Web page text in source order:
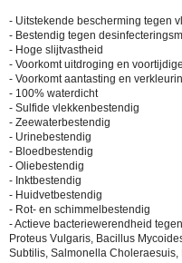
- Uitstekende bescherming tegen
- Bestendig tegen
- Hoge slijtvastheid
- Voorkomt uitdroging en
- Voorkomt aantasting en
- 100% waterdicht
- Sulfide vlekkenbestendig
- Zeewaterbestendig
- Urinebestendig
- Bloedbestendig
- Oliebestendig
- Inktbestendig
- Huidvetbestendig
- Rot- en schimmelbestendig
- Actieve bacteriewerendheid
Proteus Vulgaris, Bacillus
Subtilis, Salmonella